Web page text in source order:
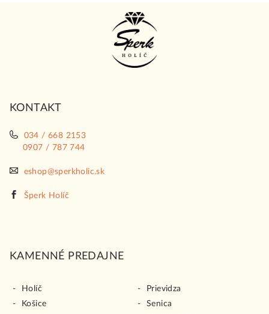
KONTAKT
034 / 668 2153
0907 / 787 744
eshop@sperkholic.sk
Šperk Holíč
KAMENNÉ PREDAJNE
Holíč
Košice
Prievidza
Senica